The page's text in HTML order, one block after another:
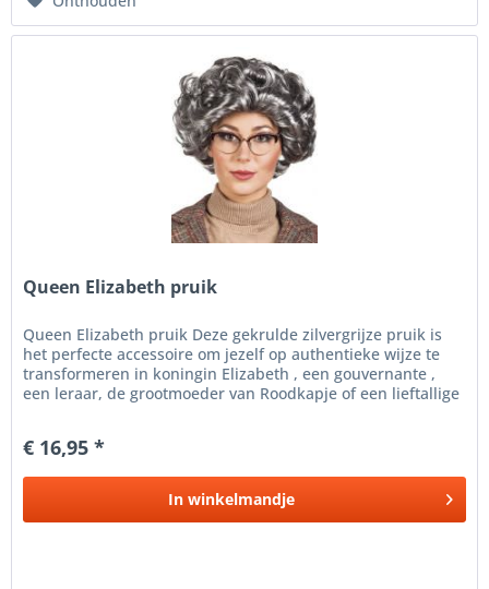
Queen Elizabeth pruik
Queen Elizabeth pruik Deze gekrulde zilvergrijze pruik is
het perfecte accessoire om jezelf op authentieke wijze te
transformeren in koningin Elizabeth , een gouvernante ,
een leraar, de grootmoeder van Roodkapje of een lieftallige
€ 16,95 *
In winkelmandje